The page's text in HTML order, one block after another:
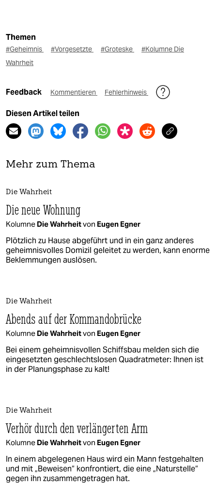
Themen
#Geheimnis #Vorgesetzte #Groteske
#Kolumne Die
Wahrheit
Feedback Kommentieren Fehlerhinweis
Diesen Artikel teilen
Mehr zum Thema
Die Wahrheit
Die neue Wohnung
Kolumne Die Wahrheitvon Eugen Egner
Plötzlich zu Hause abgeführt und in ein ganz anderes
geheimnisvolles Domizil geleitet zu werden, kann enorme
Beklemmungen auslösen.
Die Wahrheit
Abends auf der Kommandobrücke
Kolumne Die Wahrheitvon Eugen Egner
Bei einem geheimnisvollen Schiffsbau melden sich die
eingesetzten geschlechtslosen Quadratmeter: Ihnen ist
in der Planungsphase zu kalt!
Die Wahrheit
Verhör durch den verlängerten Arm
Kolumne Die Wahrheitvon Eugen Egner
In einem abgelegenen Haus wird ein Mann festgehalten
und mit „Beweisen“ konfrontiert, die eine „Naturstelle“
gegen ihn zusammengetragen hat.